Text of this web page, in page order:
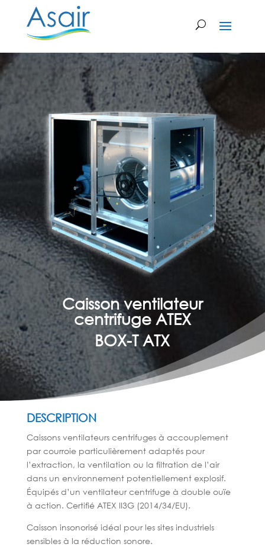
Caisson ventilateur
centrifuge ATEX
BOX-T ATX
DESCRIPTION
Caissons ventilateurs centrifuges à accouplement
par courroie particulièrement adaptés pour
l’extraction, la ventilation ou la filtration de l’air
dans un environnement potentiellement explosif.
Équipés d’un ventilateur centrifuge à double ouïe
à action. Certifié ATEX II3G (2014/34/EU).
Caisson insonorisé idéal pour les sites industriels
sensibles à la réduction sonore.